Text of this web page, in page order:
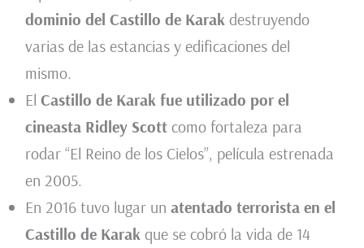
dominio del Castillo de Karak destruyendo
varias de las estancias y edificaciones del
mismo.
El Castillo de Karak fue utilizado por el
cineasta Ridley Scottcomo fortaleza para
rodar “El Reino de los Cielos”, película estrenada
en 2005.
En 2016 tuvo lugar un atentado terrorista en el
Castillo de Karak que se cobró la vida de 14